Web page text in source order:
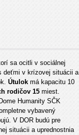
sa ocitli v sociálnej
deťmi v krízovej situácii a
Útulok má kapacitu 10
rodičov 15 miest.
Humanity SČK
vybavený
V DOR budú pre
situácii a uprednostnia